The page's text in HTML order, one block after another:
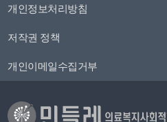
개인정보처리방침
저작권 정책
개인이메일수집거부